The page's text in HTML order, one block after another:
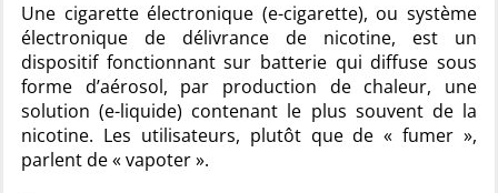
Une cigarette électronique (e-cigarette), ou système
électronique de délivrance de nicotine, est un
dispositif fonctionnant sur batterie qui diffuse sous
forme d’aérosol, par production de chaleur, une
solution (e-liquide) contenant le plus souvent de la
nicotine. Les utilisateurs, plutôt que de « fumer »,
parlent de « vapoter ».